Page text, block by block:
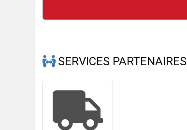
SERVICES PARTENAIRES